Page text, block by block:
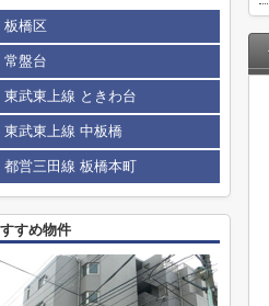
板橋区
常盤台
東武東上線 ときわ台
東武東上線 中板橋
都営三田線 板橋本町
すめ物件